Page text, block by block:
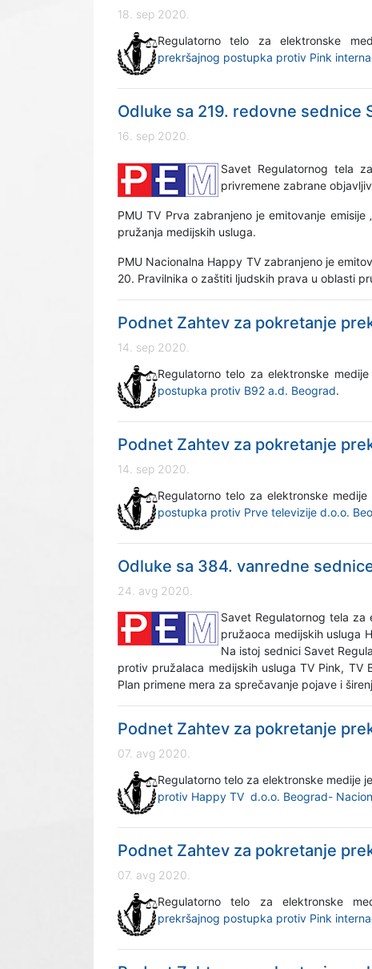
18. sep 2020.
Regulatorno telo za elektronske
prekršajnog postupka protiv Pink
Odluke sa 219. redovne sednice
16. sep 2020.
Savet Regulatornog tela
privremene zabrane
PMU TV Prva zabranjeno je emitovanje
pružanja medijskih usluga.
PMU Nacionalna Happy TV zabranjeno je
20. Pravilnika o zaštiti ljudskih prava u oblasti
Podnet Zahtev za pokretanje
14. sep 2020.
Regulatorno telo za elektronske
postupka protiv B92 a.d. Beograd.
Podnet Zahtev za pokretanje
14. sep 2020.
Regulatorno telo za elektronske
postupka protiv Prve televizije d.o.o.
Odluke sa 384. vanredne
24. avg 2020.
Savet Regulatornog tela
pružaoca medijskih usluga
Na istoj sednici Savet
protiv pružalaca medijskih usluga TV Pink,
Plan primene mera za sprečavanje pojave i
Podnet Zahtev za pokretanje
07. avg 2020.
Regulatorno telo za elektronske medije
protiv Happy TV d.o.o. Beograd-
Podnet Zahtev za pokretanje
07. avg 2020.
Regulatorno telo za elektronske
prekršajnog postupka protiv Pink